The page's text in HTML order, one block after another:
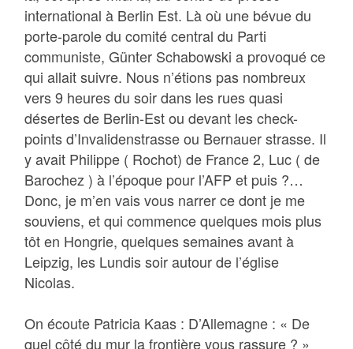
international à Berlin Est. Là où une bévue du
porte-parole du comité central du Parti
communiste, Günter Schabowski a provoqué ce
qui allait suivre. Nous n’étions pas nombreux
vers 9 heures du soir dans les rues quasi
désertes de Berlin-Est ou devant les check-
points d’Invalidenstrasse ou Bernauer strasse. Il
y avait Philippe ( Rochot) de France 2, Luc ( de
Barochez ) à l’époque pour l’AFP et puis ?…
Donc, je m’en vais vous narrer ce dont je me
souviens, et qui commence quelques mois plus
tôt en Hongrie, quelques semaines avant à
Leipzig, les Lundis soir autour de l’église
Nicolas.
On écoute Patricia Kaas : D’Allemagne : « De
quel côté du mur la frontière vous rassure ? »